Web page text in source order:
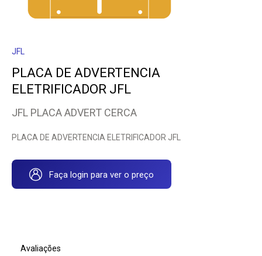
JFL
PLACA DE ADVERTENCIA
ELETRIFICADOR JFL
JFL PLACA ADVERT CERCA
PLACA DE ADVERTENCIA ELETRIFICADOR JFL
Faça login para ver o preço
Avaliações